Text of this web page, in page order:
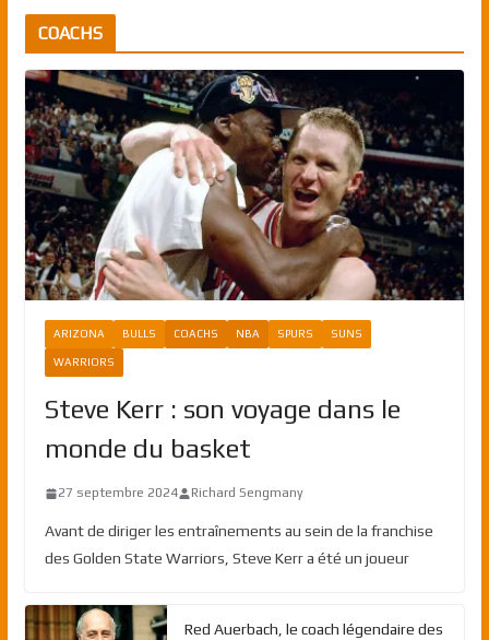
COACHS
ARIZONA BULLS COACHS NBA SPURS SUNS
WARRIORS
Steve Kerr : son voyage dans le
monde du basket
27 septembre 2024 Richard Sengmany
Avant de diriger les entraînements au sein de la franchise
des Golden State Warriors, Steve Kerr a été un joueur
Red Auerbach, le coach légendaire des